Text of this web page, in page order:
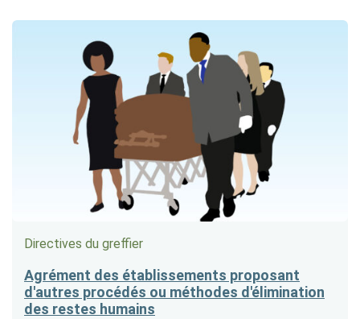
Directives du greffier
Agrément des établissements proposant
d'autres procédés ou méthodes d'élimination
des restes humains